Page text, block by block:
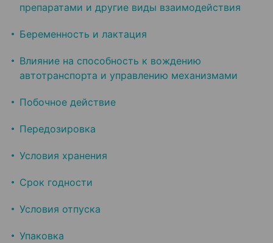
препаратами и другие виды взаимодействия
Беременность и лактация
Влияние на способность к вождению
автотранспорта и управлению механизмами
Побочное действие
Передозировка
Условия хранения
Срок годности
Условия отпуска
Упаковка